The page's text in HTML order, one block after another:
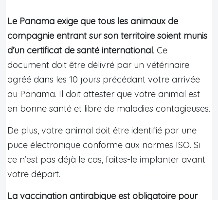
Le Panama exige que tous les animaux de
compagnie entrant sur son territoire soient munis
d’un certificat de santé international. Ce
document doit être délivré par un vétérinaire
agréé dans les 10 jours précédant votre arrivée
au Panama. Il doit attester que votre animal est
en bonne santé et libre de maladies contagieuses.
De plus, votre animal doit être identifié par une
puce électronique conforme aux normes ISO. Si
ce n’est pas déjà le cas, faites-le implanter avant
votre départ.
La vaccination antirabique est obligatoire pour